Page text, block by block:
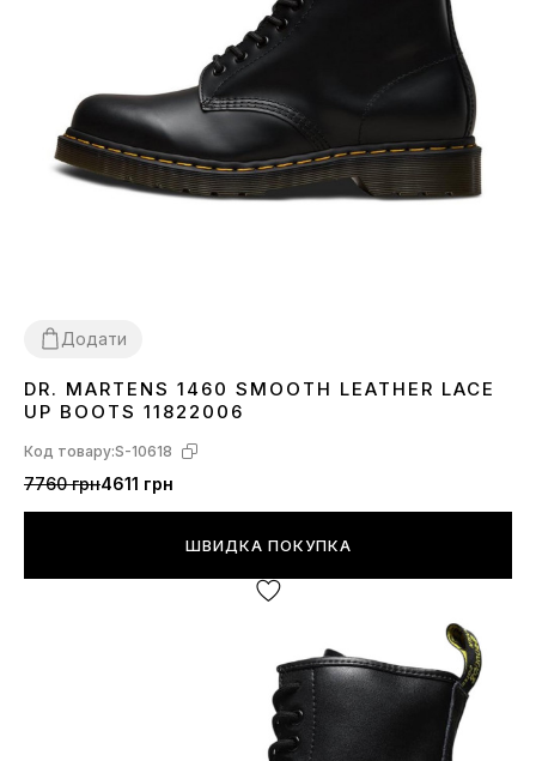
Додати
36 373840 424344 45
DR. MARTENS 1460 SMOOTH LEATHER LACE
UP BOOTS 11822006
Код товару:S-10618
7760 грн4611 грн
ШВИДКА ПОКУПКА